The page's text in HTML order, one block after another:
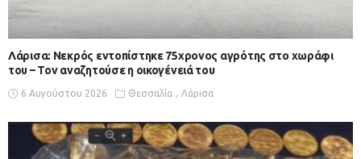
Λάρισα: Νεκρός εντοπίστηκε 75χρονος αγρότης στο χωράφι
του – Toν αναζητούσε η οικογένειά του
6 Αυγούστου 2026 Θεσσαλία Λάρισα